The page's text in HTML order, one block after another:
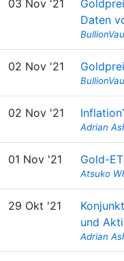
03 Nov '21
Daten
02 Nov '21
02 Nov '21
Adrian
01 Nov '21 Gold-
Atsuko
29 Okt '21
und
Adrian